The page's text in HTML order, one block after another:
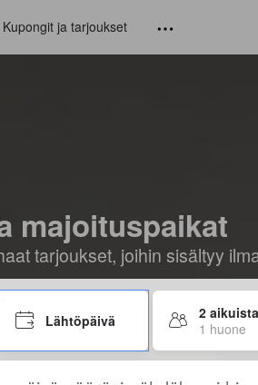
Kupongit ja tarjoukset
majoituspaikat
tarjoukset, joihin sisältyy
Lähtöpäivä
2 aikuista
1 huone